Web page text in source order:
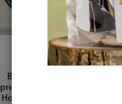
Balsam do kopyt z
prebiotykami LEOVET
Hoof Balm Prebiotic /